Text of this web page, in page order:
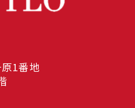
1番地